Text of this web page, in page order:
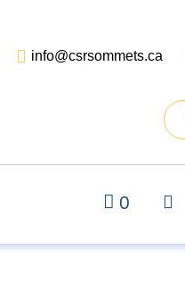
info@csrsommets.ca
0